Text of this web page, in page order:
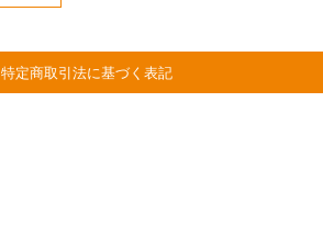
特定商取引法に基づく表記